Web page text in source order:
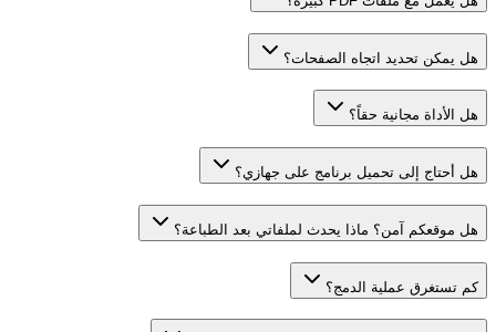
هل يمكن تحديد اتجاه الصفحات؟
هل الأداة مجانية حقاً؟
هل أحتاج إلى تحميل برنامج على جهازي؟
هل موقعكم آمن؟ ماذا يحدث لملفاتي بعد الطباعة؟
كم تستغرق عملية الدمج؟